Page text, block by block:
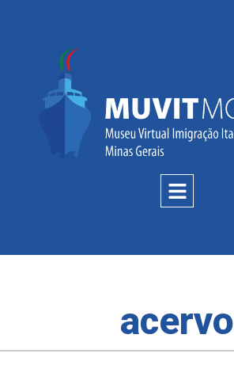
acervo